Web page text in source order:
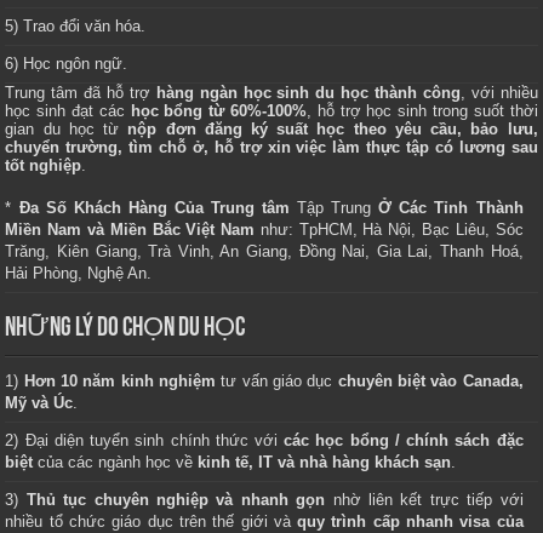
5) Trao đổi văn hóa.
6) Học ngôn ngữ.
Trung tâm đã hỗ trợ hàng ngàn học sinh du học thành công, với nhiều
học sinh đạt các học bổng từ 60%-100%, hỗ trợ học sinh trong suốt thời
gian du học từ nộp đơn đăng ký suất học theo yêu cầu, bảo lưu,
chuyển trường, tìm chỗ ở, hỗ trợ xin việc làm thực tập có lương sau
tốt nghiệp.
* Đa Số Khách Hàng Của Trung tâm Tập TrungỞ Các Tỉnh Thành
Miền Nam và Miền Bắc Việt Nam như: TpHCM, Hà Nội, Bạc Liêu, Sóc
Trăng, Kiên Giang, Trà Vinh, An Giang, Đồng Nai, Gia Lai, Thanh Hoá,
Hải Phòng, Nghệ An.
NHỮNG LÝ DO CHỌN DU HỌC
1) Hơn 10 năm kinh nghiệm tư vấn giáo dục chuyên biệt vào Canada,
Mỹ và Úc.
2) Đại diện tuyển sinh chính thức vớicác học bổng / chính sách đặc
biệt của các ngành học về kinh tế, IT và nhà hàng khách sạn.
3) Thủ tục chuyên nghiệp và nhanh gọn nhờ liên kết trực tiếp với
nhiều tổ chức giáo dục trên thế giới vàquy trình cấp nhanh visa của